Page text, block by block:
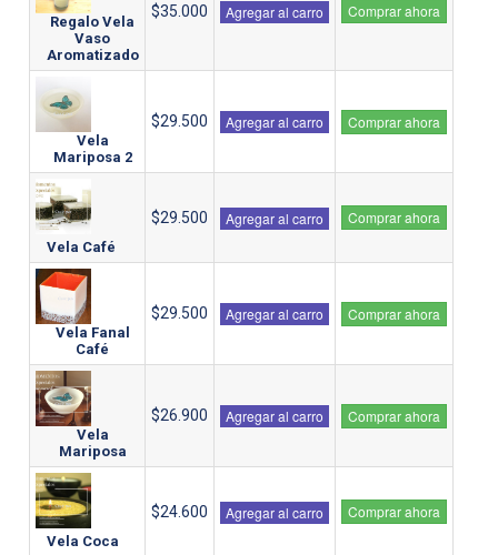
Regalo Vela
Vaso
Aromatizado
$35.000 Agregar al carro Comprar ahora
Vela
Mariposa 2
$29.500 Agregar al carro Comprar ahora
Vela Café
$29.500 Agregar al carro Comprar ahora
Vela Fanal
Café
$29.500 Agregar al carro Comprar ahora
Vela
Mariposa
$26.900 Agregar al carro Comprar ahora
Vela Coca
$24.600 Agregar al carro Comprar ahora